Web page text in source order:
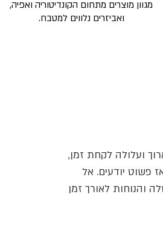
מגוון מוצרים מתחום הקונדיטוריה ואפיה,
ואביזרים נלווים למטבח.
ועלולה לקחת זמן,
פשוט יודעים. אל
והנוחות לאורך זמן